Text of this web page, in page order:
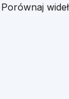
Porównaj